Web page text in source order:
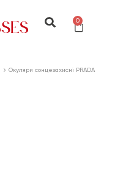
0
Окуляри сонцезахисні PRADA